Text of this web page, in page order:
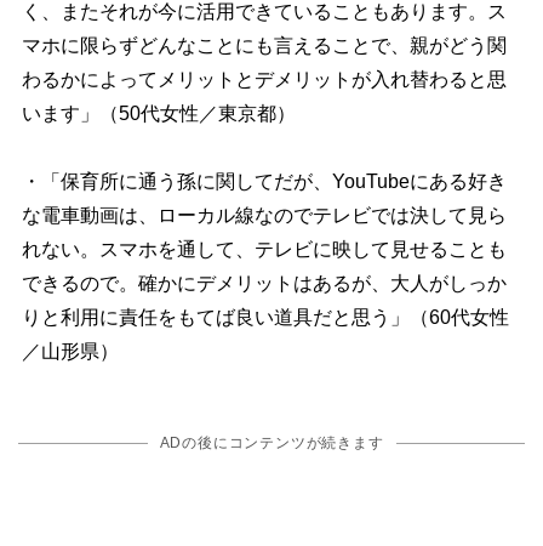
く、またそれが今に活用できていることもあります。ス
マホに限らずどんなことにも言えることで、親がどう関
わるかによってメリットとデメリットが入れ替わると思
います」（50代女性／東京都）
・「保育所に通う孫に関してだが、YouTubeにある好き
な電車動画は、ローカル線なのでテレビでは決して見ら
れない。スマホを通して、テレビに映して見せることも
できるので。確かにデメリットはあるが、大人がしっか
りと利用に責任をもてば良い道具だと思う」（60代女性
／山形県）
ADの後にコンテンツが続きます